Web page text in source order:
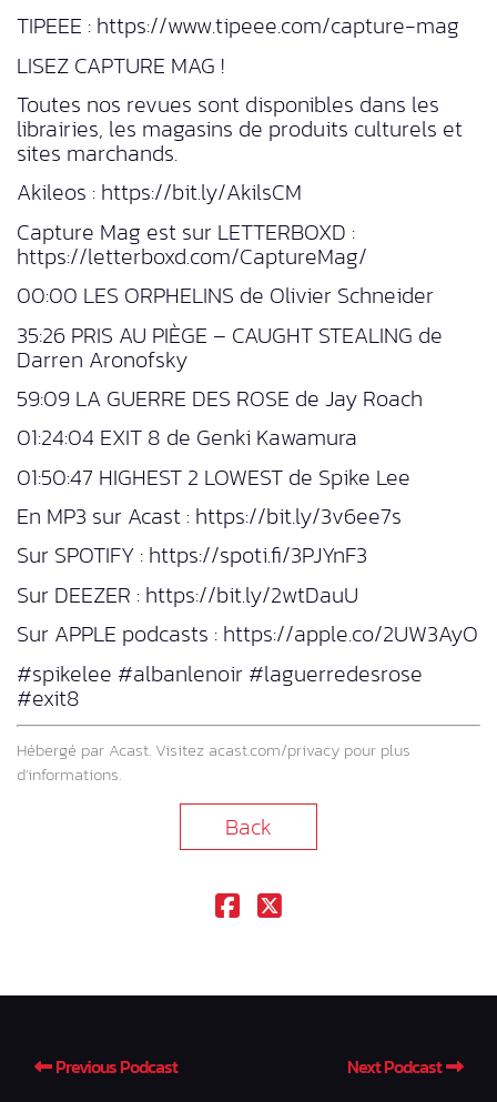
TIPEEE : https://www.tipeee.com/capture-mag
LISEZ CAPTURE MAG !
Toutes nos revues sont disponibles dans les
librairies, les magasins de produits culturels et
sites marchands.
Akileos : https://bit.ly/AkilsCM
Capture Mag est sur LETTERBOXD :
https://letterboxd.com/CaptureMag/
00:00 LES ORPHELINS de Olivier Schneider
35:26 PRIS AU PIÈGE – CAUGHT STEALING de
Darren Aronofsky
59:09 LA GUERRE DES ROSE de Jay Roach
01:24:04 EXIT 8 de Genki Kawamura
01:50:47 HIGHEST 2 LOWEST de Spike Lee
En MP3 sur Acast : https://bit.ly/3v6ee7s
Sur SPOTIFY : https://spoti.fi/3PJYnF3
Sur DEEZER : https://bit.ly/2wtDauU
Sur APPLE podcasts : https://apple.co/2UW3AyO
#spikelee #albanlenoir #laguerredesrose
#exit8
Hébergé par Acast. Visitez acast.com/privacy pour plus
d’informations.
Back
Previous Podcast Next Podcast